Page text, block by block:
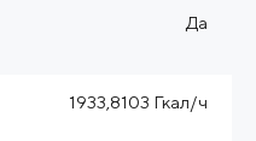
Да
1933,8103 Гкал/ч